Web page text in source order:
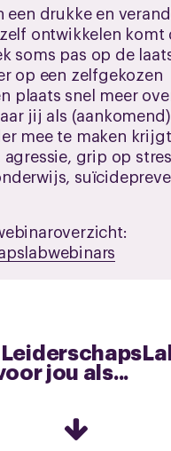
een drukke en
ontwikkelen komt
soms pas op de
op een zelfgekozen
plaats snel meer
jij als (aankomend)
mee te maken
agressie, grip op
jou als...